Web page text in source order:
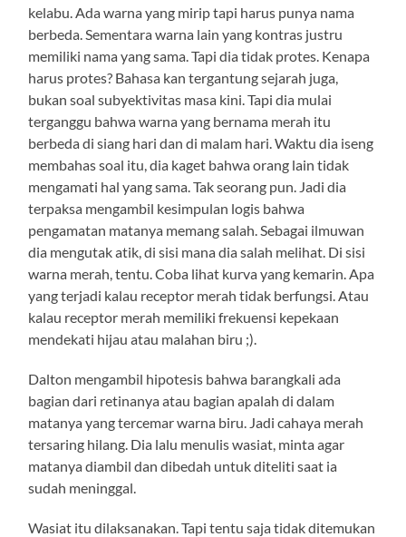
kelabu. Ada warna yang mirip tapi harus punya nama
berbeda. Sementara warna lain yang kontras justru
memiliki nama yang sama. Tapi dia tidak protes. Kenapa
harus protes? Bahasa kan tergantung sejarah juga,
bukan soal subyektivitas masa kini. Tapi dia mulai
terganggu bahwa warna yang bernama merah itu
berbeda di siang hari dan di malam hari. Waktu dia iseng
membahas soal itu, dia kaget bahwa orang lain tidak
mengamati hal yang sama. Tak seorang pun. Jadi dia
terpaksa mengambil kesimpulan logis bahwa
pengamatan matanya memang salah. Sebagai ilmuwan
dia mengutak atik, di sisi mana dia salah melihat. Di sisi
warna merah, tentu. Coba lihat kurva yang kemarin. Apa
yang terjadi kalau receptor merah tidak berfungsi. Atau
kalau receptor merah memiliki frekuensi kepekaan
mendekati hijau atau malahan biru ;).
Dalton mengambil hipotesis bahwa barangkali ada
bagian dari retinanya atau bagian apalah di dalam
matanya yang tercemar warna biru. Jadi cahaya merah
tersaring hilang. Dia lalu menulis wasiat, minta agar
matanya diambil dan dibedah untuk diteliti saat ia
sudah meninggal.
Wasiat itu dilaksanakan. Tapi tentu saja tidak ditemukan